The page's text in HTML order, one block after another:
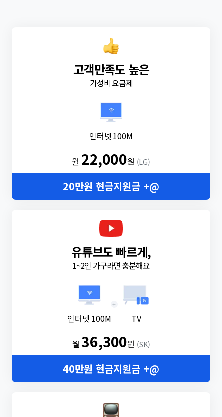
고객만족도 높은
가성비 요금제
인터넷 100M
월 22,000원 (LG)
20만원 현금지원금 +@
유튜브도 빠르게,
1~2인 가구라면 충분해요
인터넷 100M
+
TV
월36,300원 (SK)
40만원 현금지원금 +@